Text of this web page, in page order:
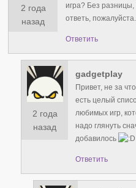
2 года
назад
игра? Без
ответь, пожалуйста.
Ответить
2 года
назад
gadgetplay
Привет, не за
есть целый
любимых игр,
надо глянуть
добавилось
Ответить